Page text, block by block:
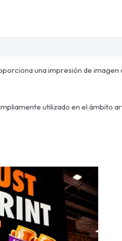
una impresión de
utilizado en el ámbito